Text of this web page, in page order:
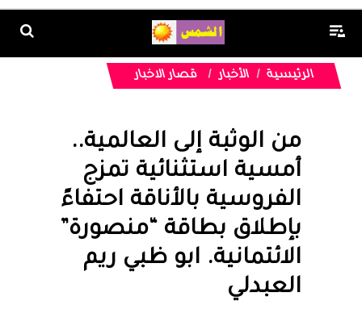
الرئيسية الأخبار قصار الاخبار
من الوثبة إلى العالمية..
أمسية استثنائية تمزج
الفروسية بالأناقة احتفاءً
بإطلاق بطاقة “منصورة”
الائتمانية. ابو ظبي ريم
العبدلي